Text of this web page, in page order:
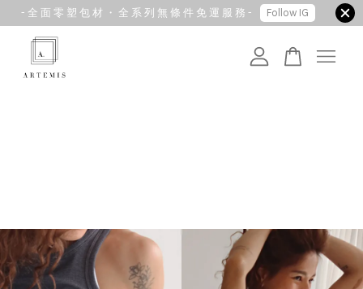
- 全 面 零 塑 包 材 ・ 全 系 列 無 條 件 免 運 服 務 - Follow IG
您的購物車目前還是空的。